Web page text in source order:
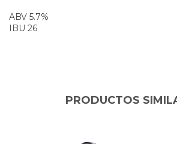
ABV 5.7%
IBU 26
PRODUCTOS